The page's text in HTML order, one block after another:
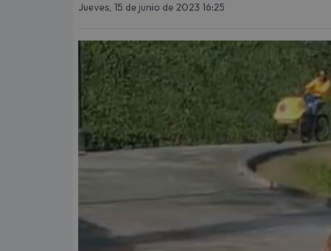
Jueves, 15 de junio de 2023 16:25